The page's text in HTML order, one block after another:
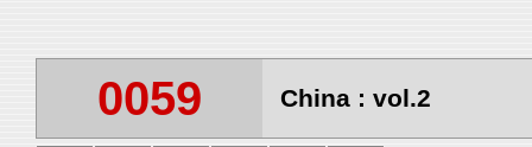
0059 China : vol.2